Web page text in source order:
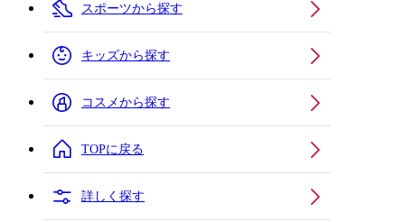
スポーツから探す
キッズから探す
コスメから探す
TOPに戻る
詳しく探す